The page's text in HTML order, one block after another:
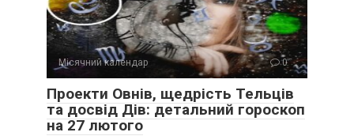
Місячний календар 0
Проекти Овнів, щедрість Тельців
та досвід Дів: детальний гороскоп
на 27 лютого